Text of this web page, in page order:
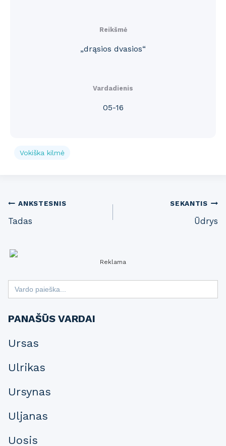
Reikšmė
„drąsios dvasios“
Vardadienis
05-16
Vokiška kilmė
Post
navigation
ANKSTESNIS
Tadas
SEKANTIS
Ūdrys
Reklama
Search
for:
PANAŠŪS VARDAI
Ursas
Ulrikas
Ursynas
Uljanas
Uosis